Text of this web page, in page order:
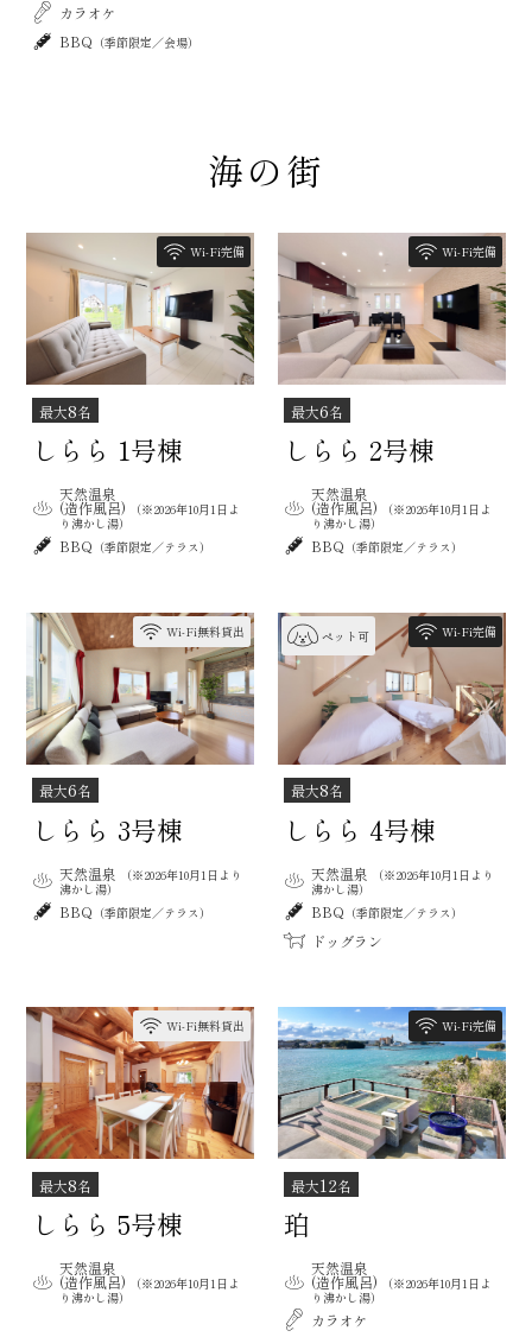
カラオケ
BBQ （季節限定／会場）
海の街
Wi-Fi完備
最大8名
しらら 1号棟
天然温泉
(造作風呂)
（※2026年10月1日よ
り沸かし湯）
BBQ （季節限定／テラス）
Wi-Fi完備
最大6名
しらら 2号棟
天然温泉
(造作風呂)
（※2026年10月1日よ
り沸かし湯）
BBQ （季節限定／テラス）
Wi-Fi無料貸出
最大6名
しらら 3号棟
天然温泉
（※2026年10月1日より
沸かし湯）
BBQ （季節限定／テラス）
ペット可 Wi-Fi完備
最大8名
しらら 4号棟
天然温泉
（※2026年10月1日より
沸かし湯）
BBQ （季節限定／テラス）
ドッグラン
Wi-Fi無料貸出
最大8名
しらら 5号棟
天然温泉
(造作風呂)
（※2026年10月1日よ
り沸かし湯）
Wi-Fi完備
最大12名
珀
天然温泉
(造作風呂)
（※2026年10月1日よ
り沸かし湯）
カラオケ